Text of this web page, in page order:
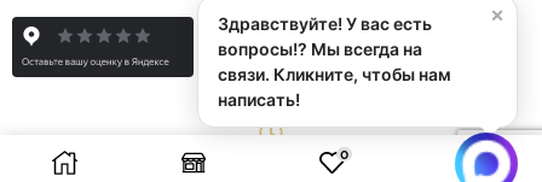
Рабочее Время: Пн/Пт: 9:00 - 19:00
0
×
Здравствуйте! У вас есть
вопросы!? Мы всегда на
связи. Кликните, чтобы нам
написать!